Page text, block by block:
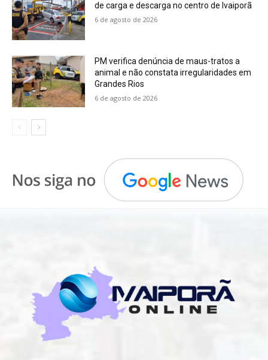
de carga e descarga no centro de Ivaiporã
6 de agosto de 2026
PM verifica denúncia de maus-tratos a
animal e não constata irregularidades em
Grandes Rios
6 de agosto de 2026